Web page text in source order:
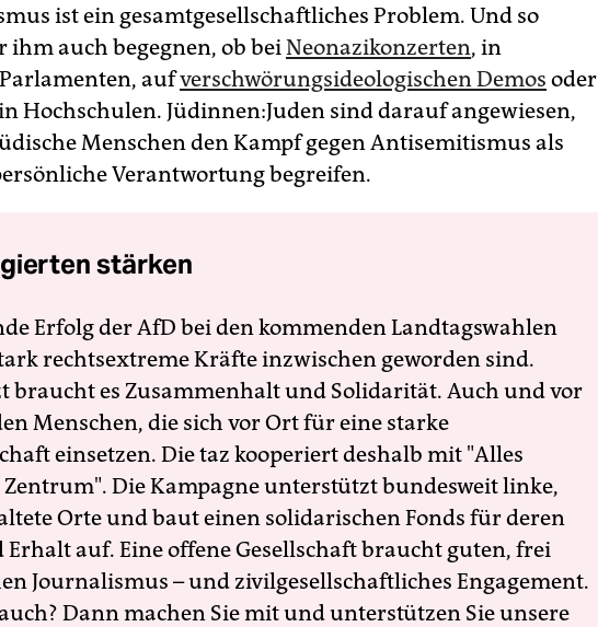
ist ein gesamtgesellschaftliches Problem. Und so
ihm auch begegnen, ob bei Neo­nazi­kon­zer­ten, in
aufverschwörungsideologischen Demos oder
Hochschulen. Jü­din­nen:­Ju­den sind darauf angewiesen,
Menschen den Kampf gegen Antisemitismus als
Verantwortung begreifen.
stärken
Erfolg der AfD bei den kommenden Landtagswahlen
rechtsextreme Kräfte inzwischen geworden sind.
braucht es Zusammenhalt und Solidarität. Auch und vor
Menschen, die sich vor Ort für eine starke
einsetzen. Die taz kooperiert deshalb mit "Alles
Die Kampagne unterstützt bundesweit linke,
Orte und baut einen solidarischen Fonds für deren
Erhalt auf. Eine offene Gesellschaft braucht guten, frei
Journalismus – und zivilgesellschaftliches Engagement.
Dann machen Sie mit und unterstützen Sie unsere